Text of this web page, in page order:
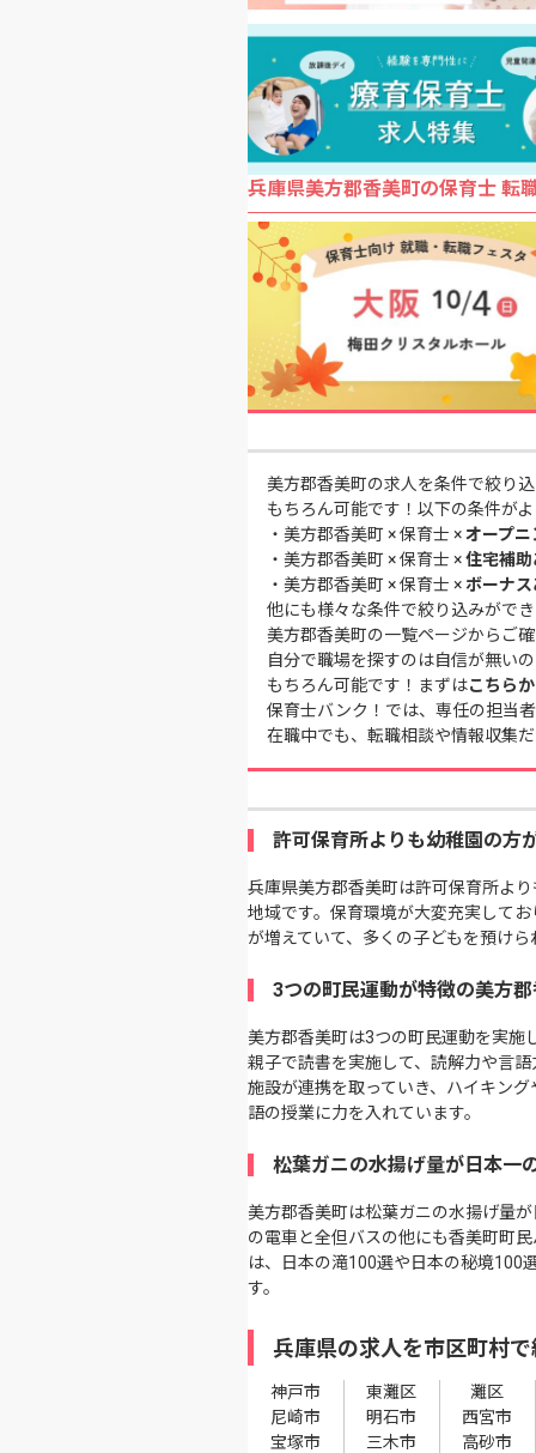
兵庫県美方郡香美町の保育士 転
美方郡香美町の求人を条件で絞り
もちろん可能です！以下の条件が
・ 美方郡香美町 × 保育士 ×オープニ
・ 美方郡香美町 × 保育士 ×住宅補助
・ 美方郡香美町 × 保育士 ×ボーナス
他にも様々な条件で絞り込みがで
美方郡香美町の一覧ページからご
自分で職場を探すのは自信が無い
もちろん可能です！まずはこちら
保育士バンク！では、専任の担当
在職中でも、転職相談や情報収集
許可保育所よりも幼稚園の方
兵庫県美方郡香美町は許可保育所よ
地域です。保育環境が大変充実して
が増えていて、多くの子どもを預け
3つの町民運動が特徴の美方
美方郡香美町は3つの町民運動を実施
親子で読書を実施して、読解力や言
施設が連携を取っていき、ハイキン
語の授業に力を入れています。
松葉ガニの水揚げ量が日本一
美方郡香美町は松葉ガニの水揚げ量
の電車と全但バスの他にも香美町町
は、日本の滝100選や日本の秘境100
す。
兵庫県の求人を市区町村
神戸市 東灘区
灘区
尼崎市
明石市
西宮市
宝塚市
三木市
高砂市